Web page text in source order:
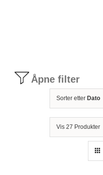
Instrumenter og tilbehør
Bager/ etuier
Åpne filter
Sorter etter Dato
Vis 27 Produkter